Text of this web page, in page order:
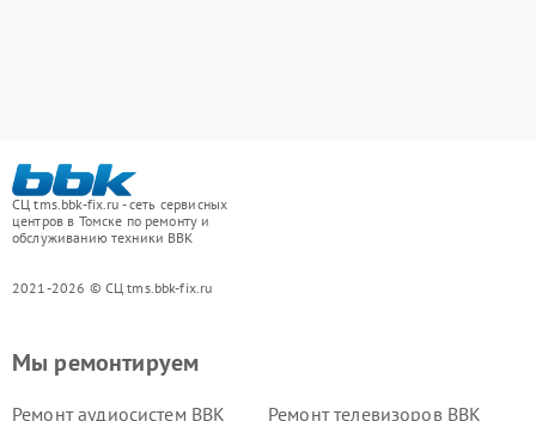
СЦ tms.bbk-fix.ru - сеть сервисных
центров в Томске по ремонту и
обслуживанию техники BBK
2021-2026 © СЦ tms.bbk-fix.ru
Мы ремонтируем
Ремонт аудиосистем BBK
Ремонт телевизоров BBK